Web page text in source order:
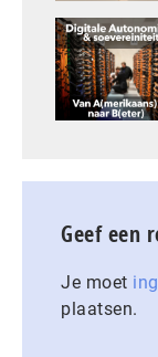
Geef een
Je moet
plaatsen.